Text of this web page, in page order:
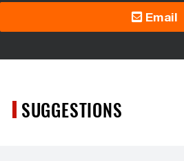
Email
SUGGESTIONS